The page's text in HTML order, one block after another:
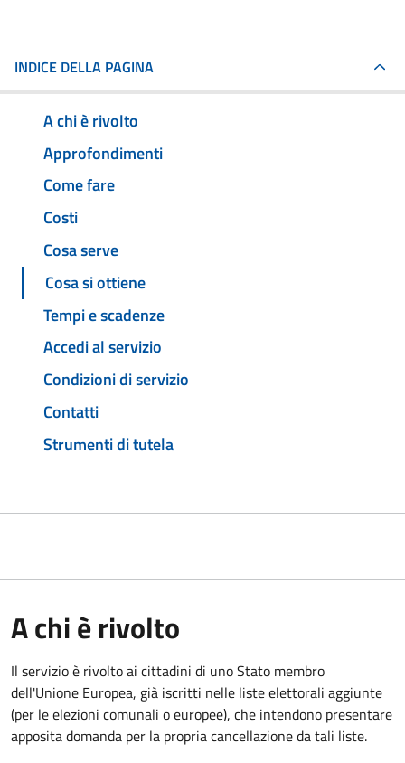
INDICE DELLA PAGINA
A chi è rivolto
Approfondimenti
Come fare
Costi
Cosa serve
Cosa si ottiene
Tempi e scadenze
Accedi al servizio
Condizioni di servizio
Contatti
Strumenti di tutela
A chi è rivolto
Il servizio è rivolto ai cittadini di uno Stato membro
dell'Unione Europea, già iscritti nelle liste elettorali aggiunte
(per le elezioni comunali o europee), che intendono presentare
apposita domanda per la propria cancellazione da tali liste.